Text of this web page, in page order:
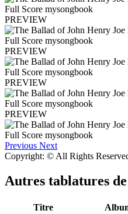
PREVIEW
PREVIEW
PREVIEW
PREVIEW
Previous Next
Copyright: © All Rights
Autres tablatures de
Titre